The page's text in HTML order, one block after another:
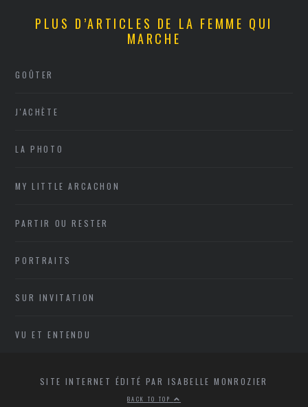
PLUS D’ARTICLES DE LA FEMME QUI
MARCHE
GOÛTER
J'ACHÈTE
LA PHOTO
MY LITTLE ARCACHON
PARTIR OU RESTER
PORTRAITS
SUR INVITATION
VU ET ENTENDU
SITE INTERNET ÉDITÉ PAR ISABELLE MONROZIER
BACK TO TOP